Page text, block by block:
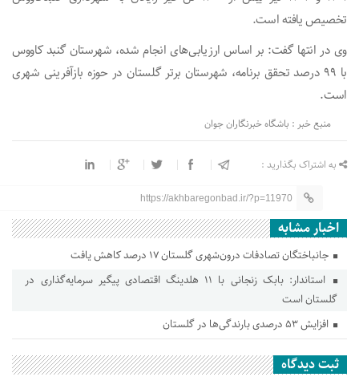
تخصیص یافته است.
وی در انتها گفت: بر اساس ارزیابی‌های انجام شده، شهرستان گنبد کاووس
با ۹۹ درصد تحقق برنامه، شهرستان برتر گلستان در حوزه بازآفرینی شهری
است.
منبع خبر : باشگاه خبرنگاران جوان
به اشتراک بگذارید :
https://akhbaregonbad.ir/?p=11970
اخبار مشابه
جانباختگان تصادفات درون‌شهری گلستان ۱۷ درصد کاهش یافت
استاندار: بابک زنجانی با ۱۱ هلدینگ اقتصادی پیگیر سرمایه‌گذاری در
گلستان است
افزایش ۵۳ درصدی بارندگی‌ها در گلستان
ثبت دیدگاه